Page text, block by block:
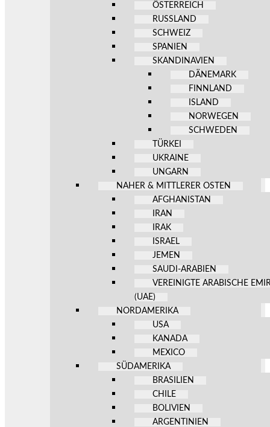
ÖSTERREICH
RUSSLAND
SCHWEIZ
SPANIEN
SKANDINAVIEN
DÄNEMARK
FINNLAND
ISLAND
NORWEGEN
SCHWEDEN
TÜRKEI
UKRAINE
UNGARN
NAHER & MITTLERER OSTEN
AFGHANISTAN
IRAN
IRAK
ISRAEL
JEMEN
SAUDI-ARABIEN
VEREINIGTE ARABISCHE
(UAE)
NORDAMERIKA
USA
KANADA
MEXICO
SÜDAMERIKA
BRASILIEN
CHILE
BOLIVIEN
ARGENTINIEN